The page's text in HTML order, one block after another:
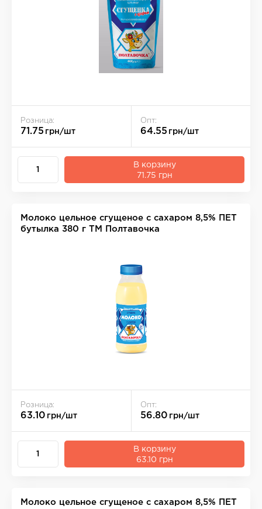
Розница:
71.75 грн/шт
Опт:
64.55 грн/шт
В корзину
71.75 грн
Молоко цельное сгущеное с сахаром 8,5% ПЕТ
бутылка 380 г ТМ Полтавочка
Розница:
63.10 грн/шт
Опт:
56.80 грн/шт
В корзину
63.10 грн
Молоко цельное сгущеное с сахаром 8,5% ПЕТ